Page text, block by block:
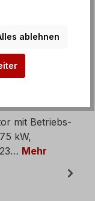
mit Betriebs-
kW,
Mehr
ablehnen